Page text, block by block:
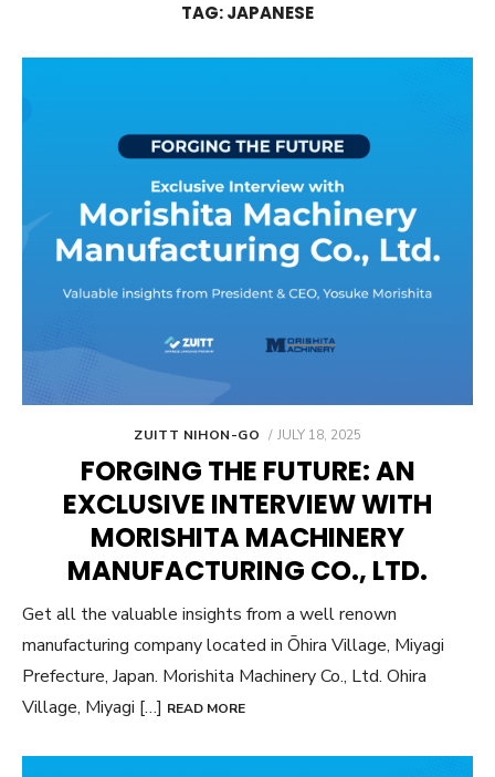
TAG:JAPANESE
ZUITT NIHON-GO
POSTED
JULY 18, 2025
FORGING THE FUTURE: AN
EXCLUSIVE INTERVIEW WITH
MORISHITA MACHINERY
MANUFACTURING CO., LTD.
Get all the valuable insights from a well renown
manufacturing company located in Ōhira Village, Miyagi
Prefecture, Japan. Morishita Machinery Co., Ltd. Ohira
Village, Miyagi […] READ MORE